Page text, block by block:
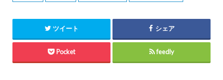
ツイート シェア
Pocket feedly